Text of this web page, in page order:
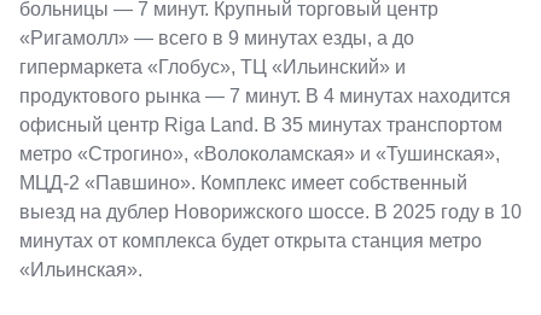
больницы — 7 минут. Крупный торговый центр
«Ригамолл» — всего в 9 минутах езды, а до
гипермаркета «Глобус», ТЦ «Ильинский» и
продуктового рынка — 7 минут. В 4 минутах находится
офисный центр Riga Land. В 35 минутах транспортом
метро «Строгино», «Волоколамская» и «Тушинская»,
МЦД-2 «Павшино». Комплекс имеет собственный
выезд на дублер Новорижского шоссе. В 2025 году в 10
минутах от комплекса будет открыта станция метро
«Ильинская».